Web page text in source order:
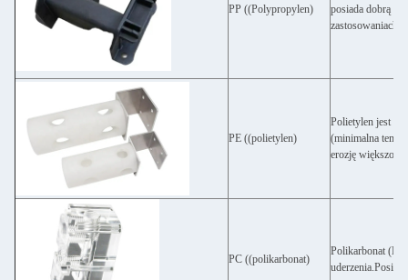
PP ((Polypropylen)
posiada dobrą
zastosowaniach.
PE ((polietylen)
Polietylen jest
(minimalna
erozję
PC ((polikarbonat)
Polikarbonat